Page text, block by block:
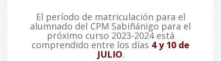
El período de matriculación para el
alumnado del CPM Sabiñánigo para el
próximo curso 2023-2024 está
comprendido entre los días 4 y 10 de
JULIO.